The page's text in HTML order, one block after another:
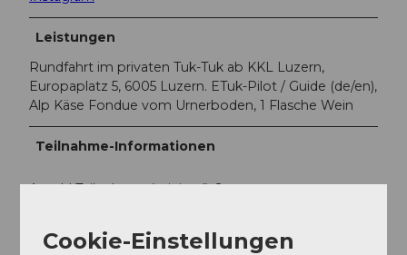
Leistungen
Rundfahrt im privaten Tuk-Tuk ab KKL Luzern,
Europaplatz 5, 6005 Luzern. ETuk-Pilot / Guide (de/en),
Alp Käse Fondue vom Urnerboden, 1 Flasche Wein
Teilnahme-Informationen
Anzahl Teilnehmer (minimal): 2
Cookie-Einstellungen